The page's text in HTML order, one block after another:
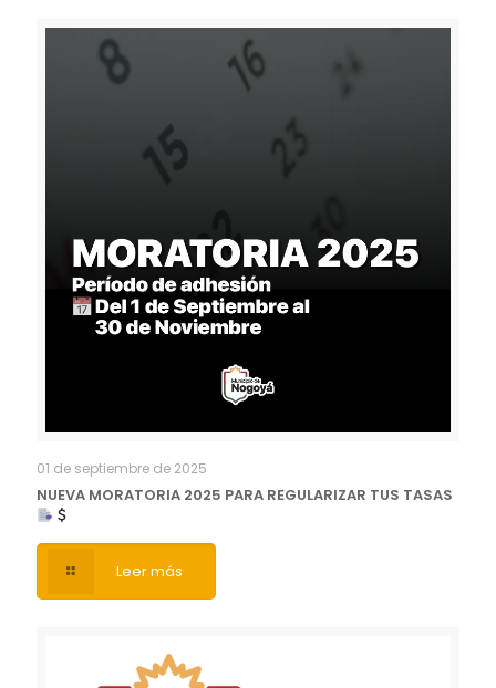
01 de septiembre de 2025
NUEVA MORATORIA 2025 PARA REGULARIZAR TUS TASAS
Leer más